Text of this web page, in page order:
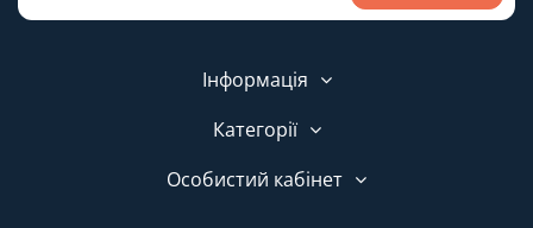
Інформація
Категорії
Особистий кабінет